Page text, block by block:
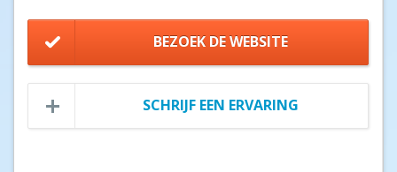
BEZOEK DE WEBSITE
SCHRIJF EEN ERVARING